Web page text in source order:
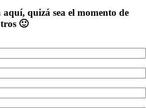
quizá sea el momento de
🙂